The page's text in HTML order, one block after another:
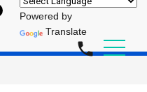
Powered by
Translate
phone